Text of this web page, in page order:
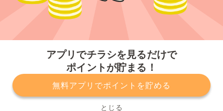
アプリでチラシを見るだけで
ポイントが貯まる！
無料アプリでポイントを貯める
とじる
プライバシーポリシー 利用規約
運営会社
サービスに関してのお問い合わせ